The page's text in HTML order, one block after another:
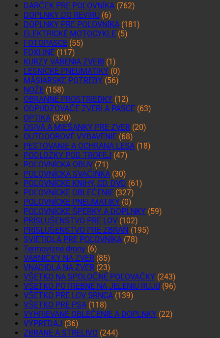
DARČEK PRE POĽOVNÍKA (762)
DOPLNKY DO REVÍRU (6)
DOPLNKY PRE POĽOVNÍKA (181)
ELEKTRICKÉ MOTOCYKLE (5)
FOTOPASCE (55)
FOXLINE (117)
KURZY VÁBENIA ZVERI (1)
LESNÍCKE PNEUMATIKY (0)
MÄSIARSKE POTREBY (56)
NOŽE (158)
OBRANNÉ PROSTRIEDKY (12)
ODPUDZOVAČE ZVERI A PASCE (63)
OPTIKA (320)
OSIVÁ A MIEŠANKY PRE ZVER (20)
OUTDOOROVÉ VYBAVENIE (68)
PESTOVANIE A OCHRANA LESA (18)
PODLOŽKY POD TROFEJ (47)
POĽOVNÍCKA OBUV (71)
POĽOVNÍCKA SVAČINKA (30)
POĽOVNÍCKE KNIHY, CD, DVD (61)
POĽOVNÍCKE OBLEČENIE (327)
POĽOVNÍCKE PNEUMATIKY (0)
POĽOVNÍCKE ŠPERKY A DOPLNKY (59)
PRÍSLUŠENSTVO PRE LOV (102)
PRÍSLUŠENSTVO PRE ZBRAŇ (195)
SVIETIDLÁ PRE POĽOVNÍKA (78)
Termovízne drony (6)
VÁBNIČKY NA ZVER (85)
VNADIDLÁ NA ZVER (23)
VŠETKO NA SPOLOČNÉ POĽOVAČKY (243)
VŠETKO POTREBNÉ NA JELENIU RUJU (96)
VŠETKO PRE LOV SRNCA (139)
VŠETKO PRE PSA (118)
VYHRIEVANÉ OBLEČENIE A DOPLNKY (22)
VÝPREDAJ (36)
ZBRANE A STRELIVO (244)